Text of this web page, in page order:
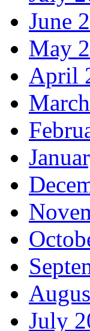
June
May
April
July